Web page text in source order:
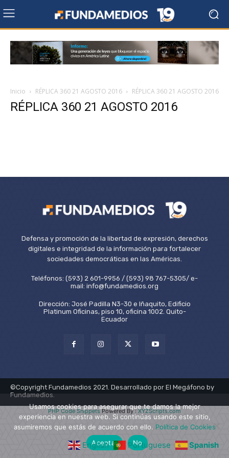
Inicio RÉPLICA 360 21 AGOSTO 2016 RÉPLICA 360 21 AGOSTO 2016
RÉPLICA 360 21 AGOSTO 2016
Defensa y promoción de la libertad de expresión, derechos
digitales e integridad de la información para fortalecer
sociedades democráticas en las Américas.
Teléfonos: (593) 2 601-9956 / (593) 98 767-5305/ e-
mail: info@fundamedios.org
Dirección: José Padilla N3-30 e Iñaquito, Edificio
Platinum Oficinas, piso 10, oficina 1002. Quito-
Ecuador
©Copyright Fundamedios 2021. Desarrollado por El Megáfono by
Fundamedios.
English Portuguese Spanish
PHP Code SnippetsPowered By :XYZScripts.com
Usamos cookies para asegurar que te damos la mejor
experiencia en nuestra web. Si continúas usando este sitio,
asumiremos que estás de acuerdo con ello. Política de Cookies
Aceptar
No